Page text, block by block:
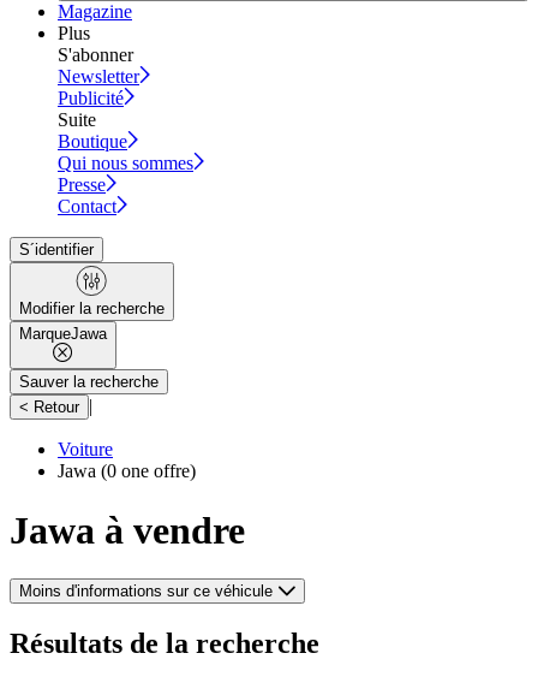
Magazine
Plus
S'abonner
Newsletter
Publicité
Suite
Boutique
Qui nous sommes
Presse
Contact
S´identifier
Modifier la recherche
MarqueJawa
Sauver la recherche
< Retour |
Voiture
Jawa (0 one offre)
Jawa à vendre
Moins d'informations sur ce véhicule
Résultats de la recherche